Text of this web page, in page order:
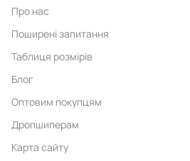
Про нас
Поширені запитання
Таблиця розмірів
Блог
Оптовим покупцям
Дропшиперам
Карта сайту